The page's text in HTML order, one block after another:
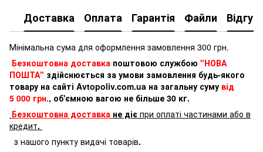
Доставка Оплата Гарантія Файли
Мінімальна сума для оформлення замовлення 300 грн.
Безкоштовна доставка поштовою службою "НОВА
ПОШТА" здійснюється за умови замовлення будь-якого
товару на сайті Avtopoliv.com.ua на загальну суму від
5 000 грн., об'ємною вагою не більше 30 кг.
Безкоштовна доставка не діє при оплаті частинами або в
кредит.
з нашого пункту видачі товарів.